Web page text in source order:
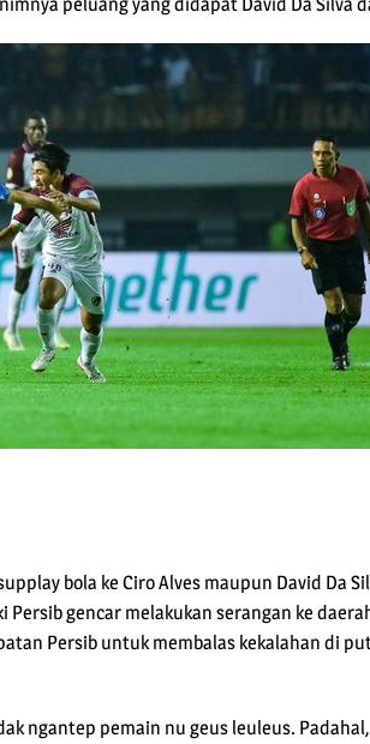
bola ke Ciro Alves maupun David Da
Persib gencar melakukan serangan ke
Persib untuk membalas kekalahan di
ngantep pemain nu geus leuleus.